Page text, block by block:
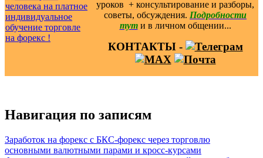
уроков ️ + консультирование и разборы,
советы, обсуждения. Подробности
тут и в личном общении...
КОНТАКТЫ -
Навигация по записям
Заработок на форекс с БКС-форекс через торговлю
основными валютными парами и кросс-курсами